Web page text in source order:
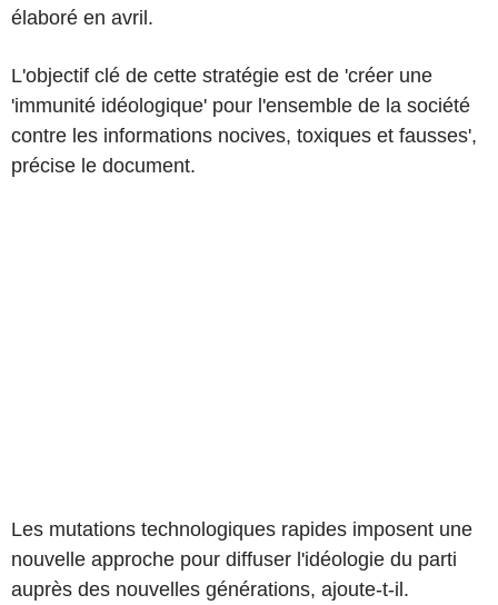
élaboré en avril.
L'objectif clé de cette stratégie est de 'créer une
'immunité idéologique' pour l'ensemble de la société
contre les informations nocives, toxiques et fausses',
précise le document.
Les mutations technologiques rapides imposent une
nouvelle approche pour diffuser l'idéologie du parti
auprès des nouvelles générations, ajoute-t-il.